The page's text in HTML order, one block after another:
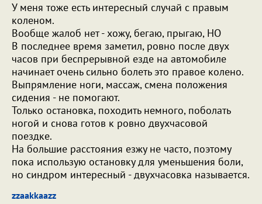
У меня тоже есть интересный случай с правым
коленом.
Вообще жалоб нет - хожу, бегаю, прыгаю, НО
В последнее время заметил, ровно после двух
часов при беспрерывной езде на автомобиле
начинает очень сильно болеть это правое колено.
Выпрямление ноги, массаж, смена положения
сидения - не помогают.
Только остановка, походить немного, поболать
ногой и снова готов к ровно двухчасовой
поездке.
На большие расстояния езжу не часто, поэтому
пока использую остановку для уменьшения боли,
но синдром интересный - двухчасовка называется.
zzaakkaazz